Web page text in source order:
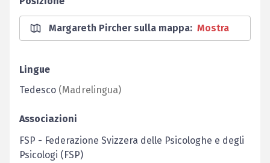
Margareth Pircher sulla mappa: Mostra
Lingue
Tedesco (Madrelingua)
Associazioni
FSP - Federazione Svizzera delle Psicologhe e degli
Psicologi (FSP)